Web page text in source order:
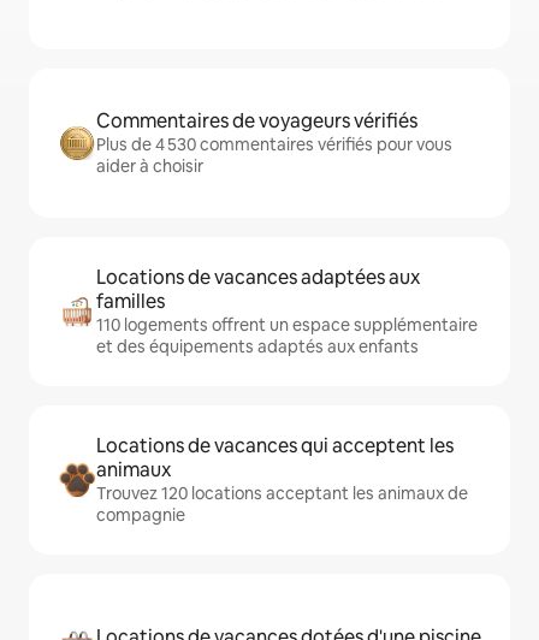
Commentaires de voyageurs vérifiés
Plus de 4 530 commentaires vérifiés pour vous
aider à choisir
Locations de vacances adaptées aux
familles
110 logements offrent un espace supplémentaire
et des équipements adaptés aux enfants
Locations de vacances qui acceptent les
animaux
Trouvez 120 locations acceptant les animaux de
compagnie